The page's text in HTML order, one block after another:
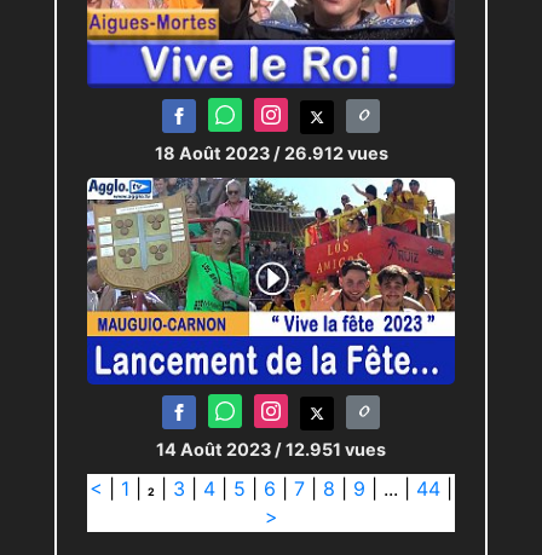
18 Août 2023 / 26.912 vues
14 Août 2023 / 12.951 vues
< 1 2 3 4 5 6 7 8 9 ... 44
>